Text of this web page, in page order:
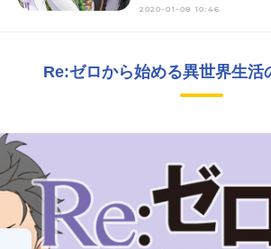
2020-01-08 10:46
Re:ゼロから始める異世界生活